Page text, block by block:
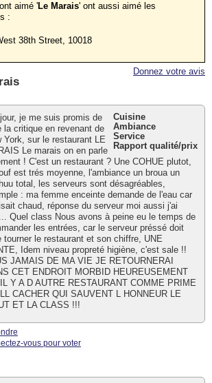
aimé 'Le Marais' ont aussi aimé les
:
38th Street, 10018
Donnez votre avis
Cuisine
Ambiance
Service
Rapport qualité/prix
je me suis promis de
la critique en revenant de
York, sur le restaurant LE
Le marais on en parle
! C'est un restaurant ? Une COHUE plutot,
est trés moyenne, l'ambiance un broua un
total, les serveurs sont désagréables,
: ma femme enceinte demande de l'eau car
chaud, réponse du serveur moi aussi j'ai
Quel class Nous avons à peine eu le temps de
les entrées, car le serveur préssé doit
tourner le restaurant et son chiffre, UNE
Idem niveau propreté higiène, c'est sale !!
JAMAIS DE MA VIE JE RETOURNERAI
CET ENDROIT MORBID HEUREUSEMENT
Y A D AUTRE RESTAURANT COMME PRIME
CACHER QUI SAUVENT L HONNEUR LE
ET LA CLASS !!!
vous pour voter